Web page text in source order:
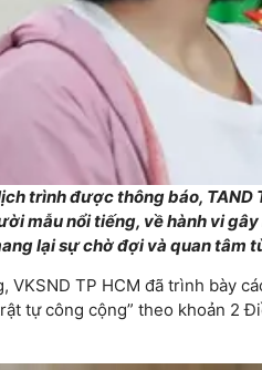
trình được thông báo,
mẫu nổi tiếng, về hành vi
lại sự chờ đợi và quan tâm
VKSND TP HCM đã trình bày
tự công cộng” theo khoản 2